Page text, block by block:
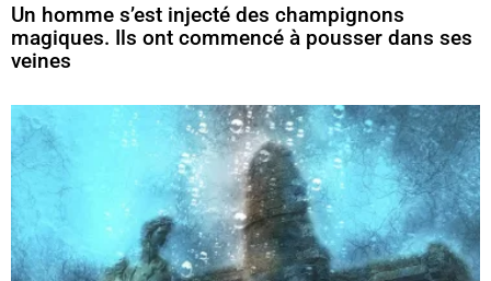
Un homme s’est injecté des champignons
magiques. Ils ont commencé à pousser dans ses
veines